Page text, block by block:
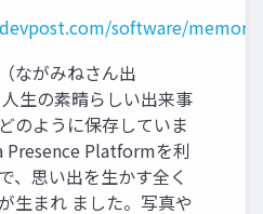
software/
ながみねさん出
生の素晴らしい出来事
のように保存していま
Presence Platformを利
、思い出を生かす全く
生まれ ました。写真や